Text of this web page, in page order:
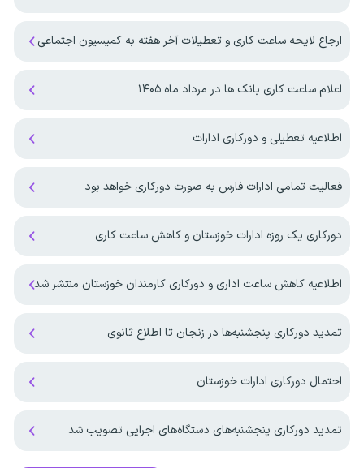
ارجاع لایحه ساعت کاری و تعطیلات آخر هفته به کمیسیون اجتماعی
اعلام ساعت کاری بانک ها در مرداد ماه ۱۴۰۵
اطلاعیه تعطیلی و دورکاری ادارات
فعالیت تمامی ادارات فارس به صورت دورکاری خواهد بود
دورکاری یک روزه ادارات خوزستان و کاهش ساعت کاری
اطلاعیه کاهش ساعت اداری و دورکاری کارمندان خوزستان منتشر شد
تمدید دورکاری پنجشنبه‌ها در زنجان تا اطلاع ثانوی
احتمال دورکاری ادارات خوزستان
تمدید دورکاری پنجشنبه‌های دستگاه‌های اجرایی تصویب شد